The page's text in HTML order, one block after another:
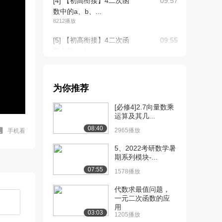
手机看
数中的a、b、...
8212播放
[5] 【初高衔接】4二次函
09:55
元二次函数相关...
[7] 【初高衔接】5含参一
元二次函数相关...
[8] 【初高衔接】6韦达定
理相关问题（上...
[9] 【初高衔接】6韦达定
理相关问题（下...
12:51
为你推荐
08:40
[必修4]2.7向量数乘
运算及其几...
2965播放
07:55
5、2022考研数学暑
期系列模块-...
1578播放
03:03
代数求最值问题，
一元二次函数的应
用
1205播放